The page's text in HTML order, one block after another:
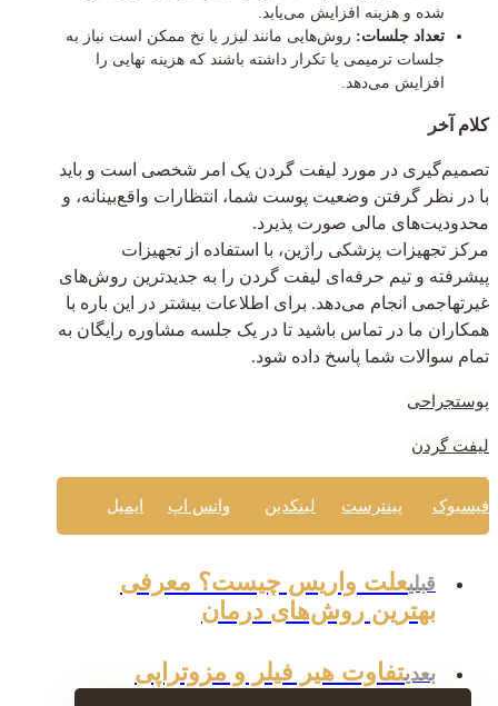
شده و هزینه افزایش می‌یابد.
تعداد جلسات: روش‌هایی مانند لیزر یا نخ ممکن است نیاز به
جلسات ترمیمی یا تکرار داشته باشند که هزینه نهایی را
افزایش می‌دهد.
کلام آخر
تصمیم‌گیری در مورد لیفت گردن یک امر شخصی است و باید
با در نظر گرفتن وضعیت پوست شما، انتظارات واقع‌بینانه، و
محدودیت‌های مالی صورت پذیرد.
مرکز تجهیزات پزشکی راژین، با استفاده از تجهیزات
پیشرفته و تیم حرفه‌ای لیفت گردن را به جدیدترین روش‌های
غیرتهاجمی انجام می‌دهد. برای اطلاعات بیشتر در این باره با
همکاران ما در تماس باشید تا در یک جلسه مشاوره رایگان به
تمام سوالات شما پاسخ داده شود.
پوستجراحی
لیفت گردن
فیسبوک پینترست لینکدین واتس اپ ایمیل
قبلیعلت واریس چیست؟ معرفی
بهترین روش‌های درمان
بعدیتفاوت هیر فیلر و مزوتراپی